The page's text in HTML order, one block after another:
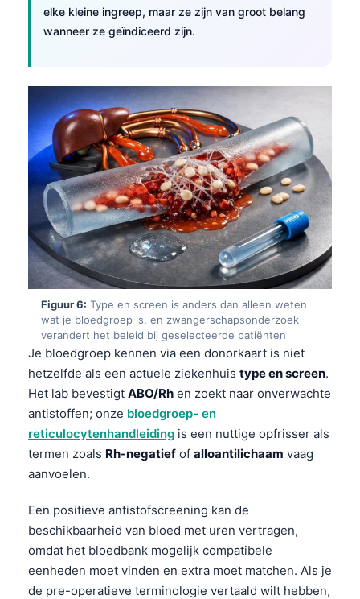
elke kleine ingreep, maar ze zijn van groot belang
wanneer ze geïndiceerd zijn.
Figuur 6: Type en screen is anders dan alleen weten
wat je bloedgroep is, en zwangerschapsonderzoek
verandert het beleid bij geselecteerde patiënten
Je bloedgroep kennen via een donorkaart is niet
hetzelfde als een actuele ziekenhuis type en screen.
Het lab bevestigt ABO/Rh en zoekt naar onverwachte
antistoffen; onze bloedgroep- en
reticulocytenhandleiding is een nuttige opfrisser als
termen zoals Rh-negatief of alloantilichaam vaag
aanvoelen.
Een positieve antistofscreening kan de
beschikbaarheid van bloed met uren vertragen,
omdat het bloedbank mogelijk compatibele
eenheden moet vinden en extra moet matchen. Als je
de pre-operatieve terminologie vertaald wilt hebben,
বাংলা
اردو
मराठी
ગુજરાતી
ಕನ್ನಡ
മലയാളം
Bahasa Melayu
Tiếng Việt
Tagalog
ไทย
ဗမာစာ
ភាសាខ្មែរ
Kiswahili
አማርኛ
Українська
O‘zbekcha
Català
Suomi
Hrvatski